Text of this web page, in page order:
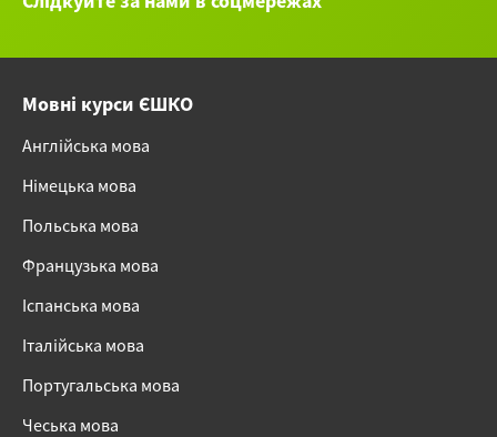
Мовні курси ЄШКО
Англійська мова
Німецька мова
Польська мова
Французька мова
Іспанська мова
Італійська мова
Португальська мова
Чеська мова